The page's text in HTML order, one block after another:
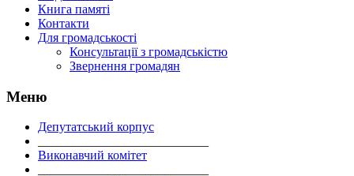
Книга памяті
Контакти
Для громадськості
Консультації з громадськістю
Звернення громадян
Меню
Депутатський корпус
Виконавчий комітет